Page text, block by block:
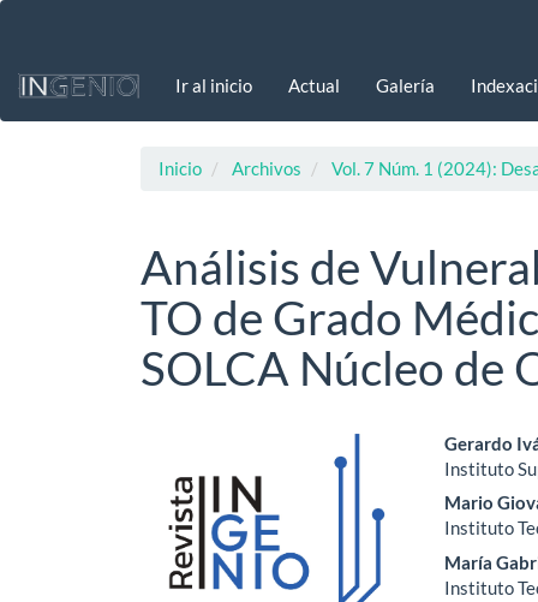
principal
Ir al inicio Actual Galería
Inicio Archivos Vol. 7 Núm. 1 (2024):
Análisis de
TO de Grado
SOLCA Núcleo de
lateral
del
artículo
del
Gerardo
Instituto
Mario
Instituto
María
Instituto